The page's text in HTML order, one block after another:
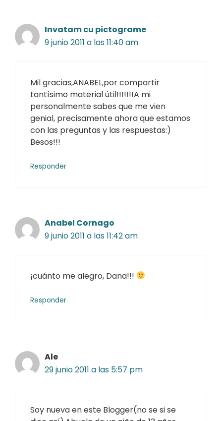
Invatam cu pictograme
9 junio 2011 a las 11:40 am
Mil gracias,ANABEL,por compartir
tantísimo material útil!!!!!!!A mi
personalmente sabes que me vien
genial, precisamente ahora que estamos
con las preguntas y las respuestas:)
Besos!!!
Responder
Anabel Cornago
9 junio 2011 a las 11:42 am
¡cuánto me alegro, Dana!!!
Responder
Ale
29 junio 2011 a las 5:57 pm
Soy nueva en este Blogger(no se si se